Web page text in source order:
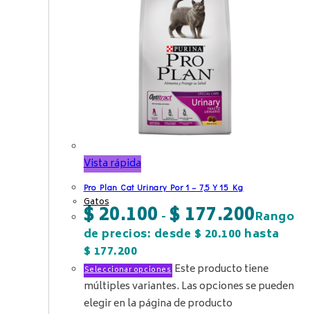
Vista rápida
Pro Plan Cat Urinary Por 1 – 7,5 Y 15 Kg
Gatos
$20.100 - $177.200Rango
de precios: desde $ 20.100 hasta
$ 177.200
Seleccionar opciones Este producto tiene
múltiples variantes. Las opciones se pueden
elegir en la página de producto